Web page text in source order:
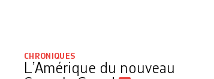
CHRONIQUES
L’Amérique du nouveau